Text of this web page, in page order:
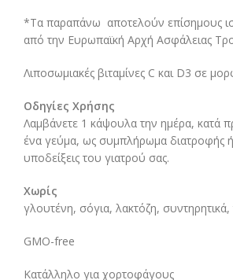
*Τα παραπάνω αποτελούν επίσημους
από την Eυρωπαϊκή Αρχή Ασφάλειας
Λιποσωμιακές βιταμίνες C και D3 σε
Οδηγίες Χρήσης
Λαμβάνετε 1 κάψουλα την ημέρα, κατά
ένα γεύμα, ως συμπλήρωμα διατροφής
υποδείξεις του γιατρού σας.
Χωρίς
γλουτένη, σόγια, λακτόζη,
GMO-free
Κατάλληλο για χορτοφάγους